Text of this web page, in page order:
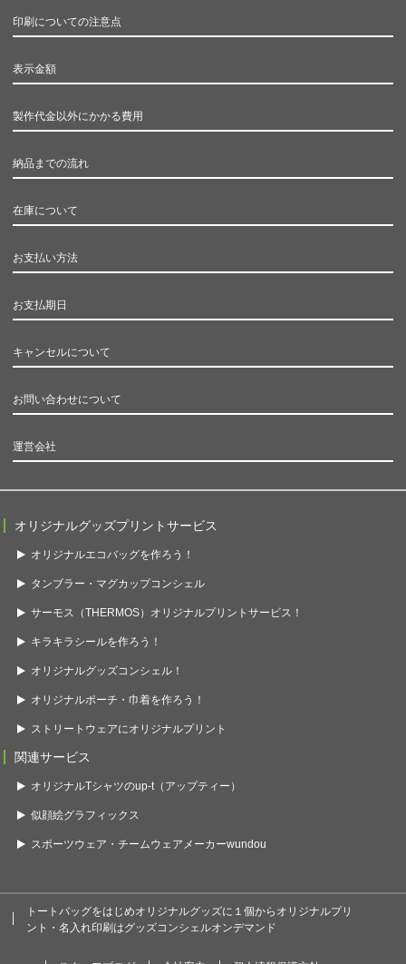
印刷についての注意点
表示金額
製作代金以外にかかる費用
納品までの流れ
在庫について
お支払い方法
お支払期日
キャンセルについて
お問い合わせについて
運営会社
オリジナルグッズプリントサービス
オリジナルエコバッグを作ろう！
タンブラー・マグカップコンシェル
サーモス（THERMOS）オリジナルプリントサービス！
キラキラシールを作ろう！
オリジナルグッズコンシェル！
オリジナルポーチ・巾着を作ろう！
ストリートウェアにオリジナルプリント
関連サービス
オリジナルTシャツのup-t（アップティー）
似顔絵グラフィックス
スポーツウェア・チームウェアメーカーwundou
トートバッグをはじめオリジナルグッズに１個からオリジナルプリ
ント・名入れ印刷はグッズコンシェルオンデマンド